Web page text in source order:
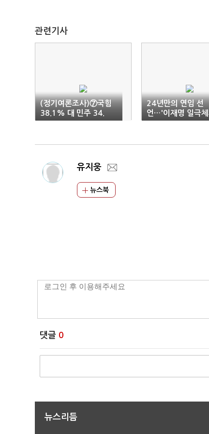
관련기사
(정기여론조사)⑦국힘
38.1% 대 민주 34.
5%…조국 9.8% '최저
24년만의 연임 선
언…'이재명 일극
유지웅
뉴스북
댓글 0
뉴스리듬